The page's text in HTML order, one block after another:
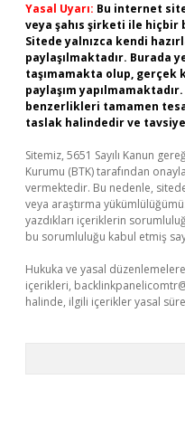
Yasal Uyarı: Bu internet
veya şahıs şirketi ile hiçbir
Sitede yalnızca kendi
paylaşılmaktadır. Burada
taşımamakta olup, gerçek
paylaşım
benzerlikleri tamamen
taslak halindedir ve
Sitemiz, 5651 Sayılı Kanun
Kurumu (BTK) tarafından
vermektedir. Bu nedenle,
veya araştırma
yazdıkları içeriklerin
bu sorumluluğu kabul etmiş
Hukuka ve yasal
içerikleri,
halinde, ilgili içerikler yasal